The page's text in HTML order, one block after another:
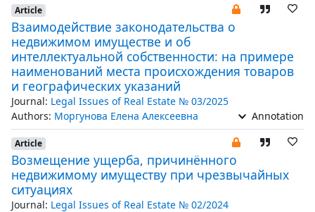
Article
Взаимодействие законодательства о
недвижимом имуществе и об
интеллектуальной собственности: на примере
наименований места происхождения товаров
и географических указаний
Journal: Legal Issues of Real Estate № 03/2025
Authors: Моргунова Елена Алексеевна Annotation
Article
Возмещение ущерба, причинённого
недвижимому имуществу при чрезвычайных
ситуациях
Journal: Legal Issues of Real Estate № 02/2024